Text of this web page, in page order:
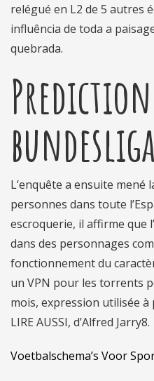
relégué en L2 de 5 autres
influência de toda a
quebrada.
bundesliga
L’enquête a ensuite mené
personnes dans toute
escroquerie, il affirme que
dans des personnages
fonctionnement du
un VPN pour les torrents
mois, expression utilisée à
LIRE AUSSI, d’Alfred Jarry8.
Voetbalschema’s Voor